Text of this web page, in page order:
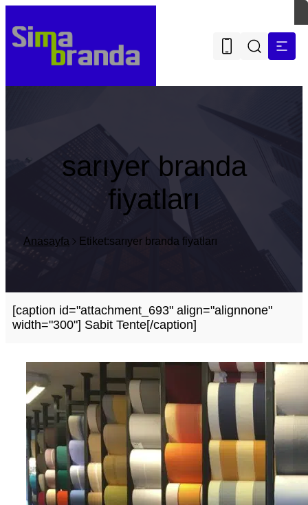
sarıyer branda
fiyatları
Anasayfa Etiket:sarıyer branda fiyatları
[caption id="attachment_693" align="alignnone"
width="300"] Sabit Tente[/caption]